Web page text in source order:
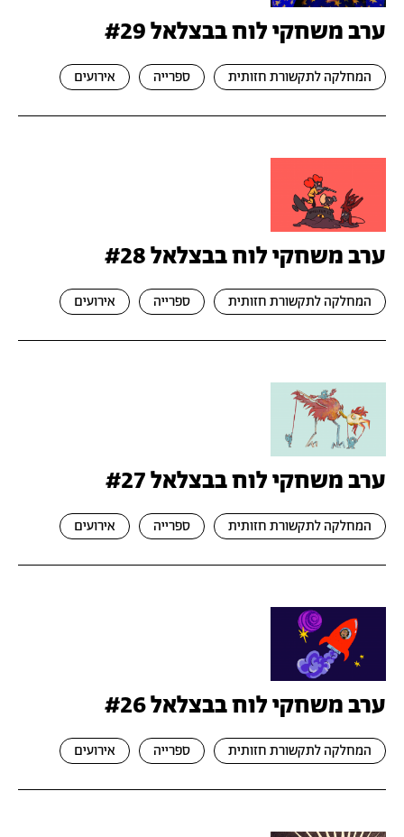
ערב משחקי לוח בבצלאל #29
המחלקה לתקשורת חזותית ספרייה אירועים
ערב משחקי לוח בבצלאל #28
המחלקה לתקשורת חזותית ספרייה אירועים
ערב משחקי לוח בבצלאל #27
המחלקה לתקשורת חזותית ספרייה אירועים
ערב משחקי לוח בבצלאל #26
המחלקה לתקשורת חזותית ספרייה אירועים